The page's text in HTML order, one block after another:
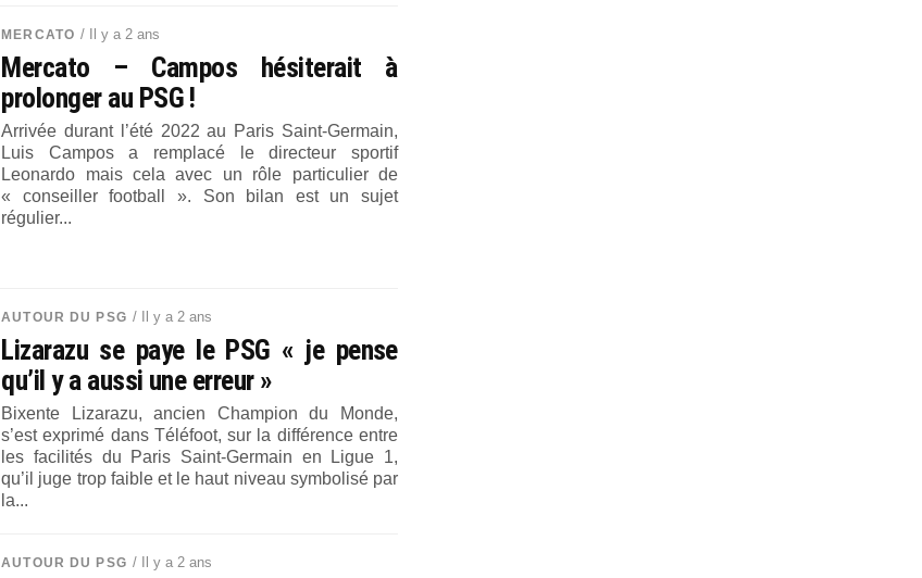
MERCATO / Il y a 2 ans
Mercato – Campos hésiterait à
prolonger au PSG !
Arrivée durant l’été 2022 au Paris Saint-Germain,
Luis Campos a remplacé le directeur sportif
Leonardo mais cela avec un rôle particulier de
« conseiller football ». Son bilan est un sujet
régulier...
AUTOUR DU PSG / Il y a 2 ans
Lizarazu se paye le PSG « je pense
qu’il y a aussi une erreur »
Bixente Lizarazu, ancien Champion du Monde,
s’est exprimé dans Téléfoot, sur la différence entre
les facilités du Paris Saint-Germain en Ligue 1,
qu’il juge trop faible et le haut niveau symbolisé par
la...
AUTOUR DU PSG / Il y a 2 ans